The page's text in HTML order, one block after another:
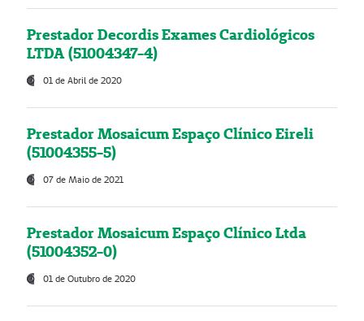
Prestador Decordis Exames Cardiológicos
LTDA (51004347-4)
01 de Abril de 2020
Prestador Mosaicum Espaço Clínico Eireli
(51004355-5)
07 de Maio de 2021
Prestador Mosaicum Espaço Clínico Ltda
(51004352-0)
01 de Outubro de 2020